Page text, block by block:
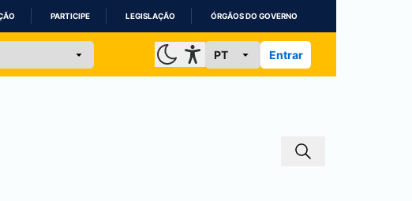
PARTICIPE LEGISLAÇÃO ÓRGÃOS DO GOVERNO
Entrar